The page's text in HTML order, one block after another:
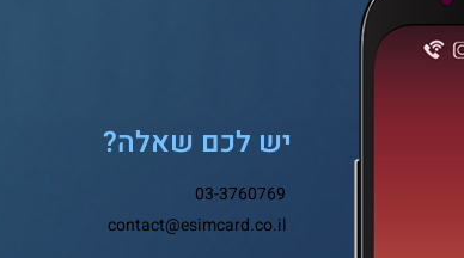
יש לכם שאלה?
03-3760769
contact@esimcard.co.il